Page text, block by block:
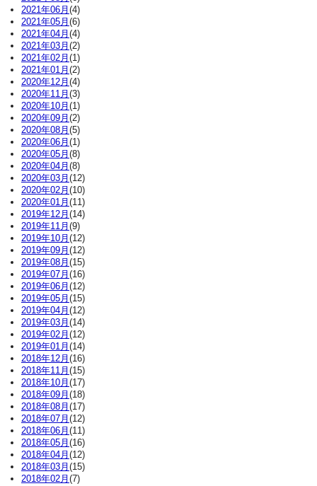
2021年06月 (4)
2021年05月 (6)
2021年04月 (4)
2021年03月 (2)
2021年02月 (1)
2021年01月 (2)
2020年12月 (4)
2020年11月 (3)
2020年10月 (1)
2020年09月 (2)
2020年08月 (5)
2020年06月 (1)
2020年05月 (8)
2020年04月 (8)
2020年03月 (12)
2020年02月 (10)
2020年01月 (11)
2019年12月 (14)
2019年11月 (9)
2019年10月 (12)
2019年09月 (12)
2019年08月 (15)
2019年07月 (16)
2019年06月 (12)
2019年05月 (15)
2019年04月 (12)
2019年03月 (14)
2019年02月 (12)
2019年01月 (14)
2018年12月 (16)
2018年11月 (15)
2018年10月 (17)
2018年09月 (18)
2018年08月 (17)
2018年07月 (12)
2018年06月 (11)
2018年05月 (16)
2018年04月 (12)
2018年03月 (15)
2018年02月 (7)